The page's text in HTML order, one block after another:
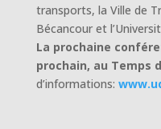
transports, la Ville de
Bécancour et
La prochaine
prochain, au Temps
d’informations: